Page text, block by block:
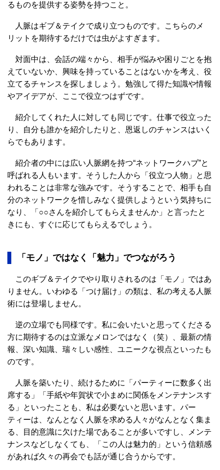
るものを提供する姿勢を持つこと。
人脈はギブ＆テイクで成り立つものです。こちらのメ
リットを期待するだけでは虫がよすぎます。
対面中は、会話の端々から、相手が悩みや困りごとを抱
えていないか、興味を持っていることはないかを考え、役
立てるチャンスを探しましょう。勉強して得た知識や情報
やアイデアが、ここで役立つはずです。
紹介してくれた人に対しても同じです。仕事で役立った
り、自分も誰かを紹介したりと、恩返しのチャンスはいく
らでもあります。
紹介者の中には広い人脈網を持つ“ネットワークハブ”と
呼ばれる人もいます。そうした人から「役立つ人物」と思
われることは非常な強みです。そうすることで、相手も自
分のネットワークを惜しみなく提供しようという気持ちに
なり、「○○さんを紹介してもらえませんか」と言ったと
きにも、すぐに応じてもらえるでしょう。
「モノ」ではなく「魅力」でつながろう
このギブ＆テイクでやり取りされるのは「モノ」ではあ
りません。いわゆる「つけ届け」の類は、私の考える人脈
術には登場しません。
逆の立場でも同様です。私に会いたいと思ってくださる
方に期待するのは立派なメロンではなく（笑）、最新の情
報、深い知識、瑞々しい感性、ユニークな視点といったも
のです。
人脈を築いたり、続けるために「パーティーに数多く出
席する」「手紙や年賀状で小まめに関係をメンテナンスす
る」といったことも、私は必要ないと思います。パー
ティーは、なんとなく人脈を求める人々がなんとなく集ま
る、目的意識に欠けた場であることが多いですし、メンテ
ナンスなどしなくても、「この人は魅力的」という信頼感
があれば久々の再会でも話が通じ合うからです。